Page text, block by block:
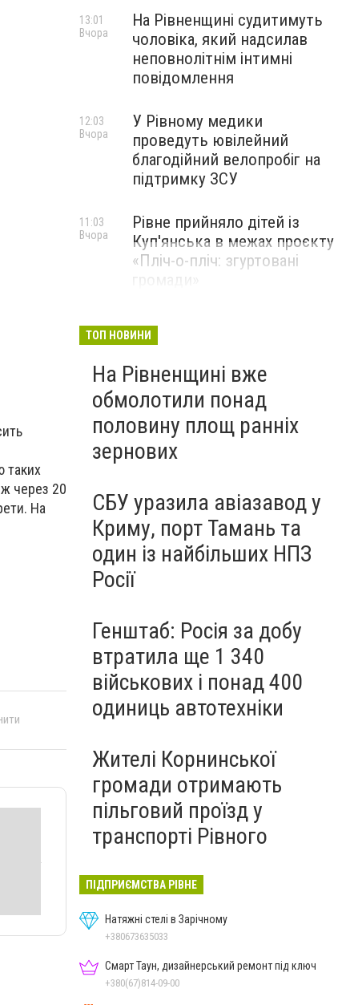
таких
через 20
На
На Рівненщині судитимуть
чоловіка, який надсилав
неповнолітнім інтимні
повідомлення
13:01
Вчора
У Рівному медики
проведуть ювілейний
благодійний велопробіг на
підтримку ЗСУ
12:03
Вчора
Рівне прийняло дітей із
Куп'янська в межах проєкту
«Пліч-о-пліч: згуртовані
11:03
Вчора
ТОП НОВИНИ
На Рівненщині вже
обмолотили понад
половину площ ранніх
зернових
СБУ уразила авіазавод у
Криму, порт Тамань та
один із найбільших НПЗ
Росії
Генштаб: Росія за добу
втратила ще 1 340
військових і понад 400
одиниць автотехніки
Жителі Корнинської
громади отримають
пільговий проїзд у
транспорті Рівного
ПІДПРИЄМСТВА РІВНЕ
Натяжні стелі в Зарічному
+380673635033
Смарт Таун, дизайнерський ремонт під ключ
+380(67)814-09-00